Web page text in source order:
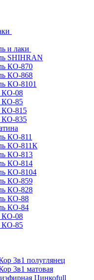
и лаки
SHIHRAN
КО-870
КО-868
КО-8101
КО-08
КО-85
КО-815
КО-835
КО-811
КО-811К
КО-813
КО-814
КО-8104
КО-859
КО-828
КО-88
КО-84
КО-08
КО-85
3в1 полуглянец
3в1 матовая
Цинкоfull